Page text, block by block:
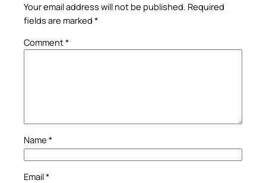
Your email address will not be published. Required
fields are marked *
Comment*
Name *
Email*